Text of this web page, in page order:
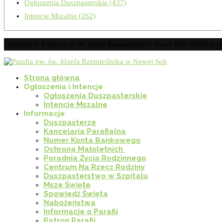
Ogłoszenia Duszpasterskie (437)
Intencje Mszalne (262)
Strona główna
Ogłoszenia i Intencje
Ogłoszenia Duszpasterskie
Intencje Mszalne
Informacje
Duszpasterze
Kancelaria Parafialna
Numer Konta Bankowego
Ochrona Małoletnich
Poradnia Życia Rodzinnego
Centrum Na Rzecz Rodziny
Duszpasterstwo w Szpitalu
Msze Święte
Spowiedź Święta
Nabożeństwa
Informacje o Parafii